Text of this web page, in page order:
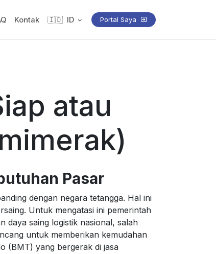
Kontak 🇮🇩 ID Portal Saya
atau
Pasar
dengan negara tetangga. Hal ini
Untuk mengatasi ini pemerintah
daya saing logistik nasional, salah
untuk memberikan kemudahan
(BMT) yang bergerak di jasa